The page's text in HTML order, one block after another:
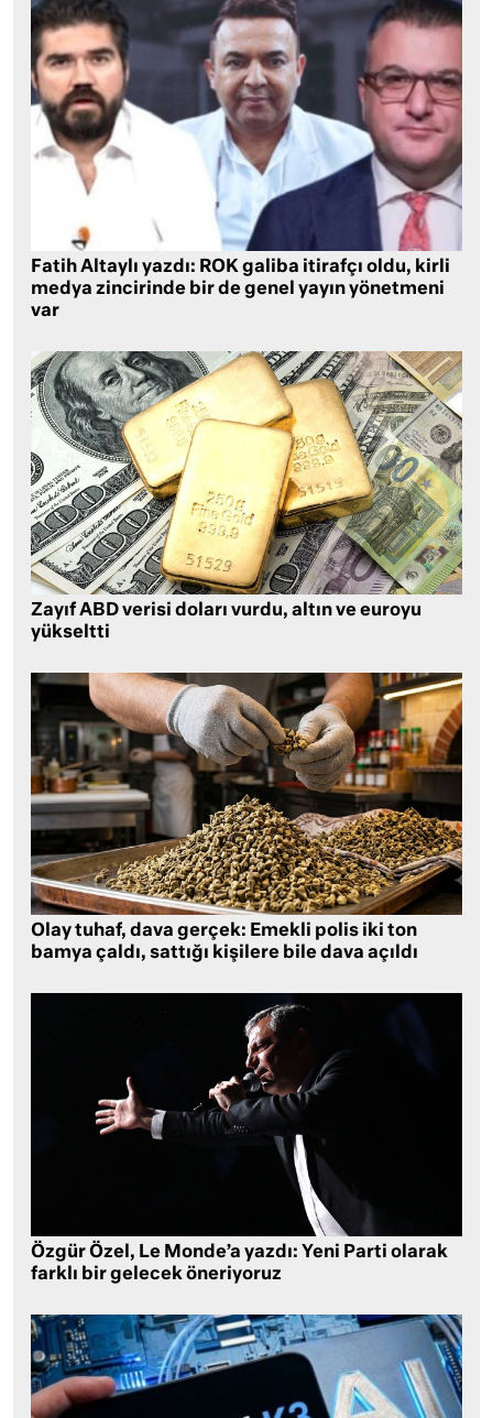
Fatih Altaylı yazdı: ROK galiba itirafçı oldu, kirli
medya zincirinde bir de genel yayın yönetmeni
var
Zayıf ABD verisi doları vurdu, altın ve euroyu
yükseltti
Olay tuhaf, dava gerçek: Emekli polis iki ton
bamya çaldı, sattığı kişilere bile dava açıldı
Özgür Özel, Le Monde’a yazdı: Yeni Parti olarak
farklı bir gelecek öneriyoruz